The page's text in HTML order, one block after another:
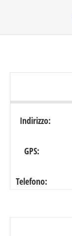
Indirizzo:
GPS:
Telefono: